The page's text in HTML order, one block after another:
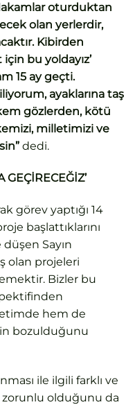
oturduktan
olan yerlerdir,
Kibirden
için bu yoldayız’
15 ay geçti.
ayaklarına taş
gözlerden, kötü
milletimizi ve
dedi.
GEÇİRECEĞİZ’
görev yaptığı 14
başlattıklarını
Sayın
olan projeleri
Bizler bu
hem de
bozulduğunu
ile ilgili farklı ve
zorunlu olduğunu da